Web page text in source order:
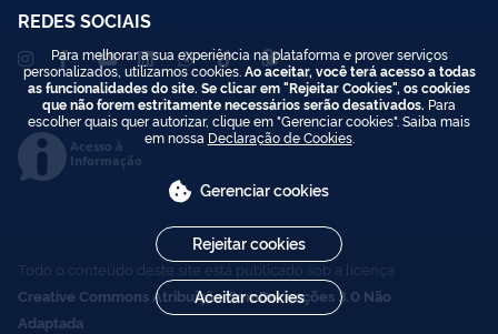
REDES SOCIAIS
Acesso à
Informação
Todo o conteúdo deste site está publicado sob a licença
Creative Commons Atribuição-SemDerivações 3.0 Não
Adaptada
Para melhorar a sua experiência na plataforma e prover serviços
personalizados, utilizamos cookies. Ao aceitar, você terá acesso a todas
as funcionalidades do site. Se clicar em "Rejeitar Cookies", os cookies
que não forem estritamente necessários serão desativados. Para
escolher quais quer autorizar, clique em "Gerenciar cookies". Saiba mais
em nossa Declaração de Cookies.
Gerenciar cookies
Rejeitar cookies
Aceitar cookies